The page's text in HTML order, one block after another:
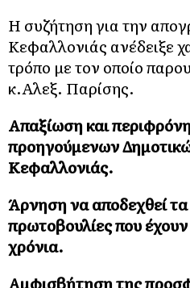
Η συζήτηση για την
Κεφαλλονιάς ανέδειξε
τρόπο με τον οποίο
κ.Αλεξ. Παρίσης.
Απαξίωση και
προηγούμενων
Κεφαλλονιάς.
Άρνηση να αποδεχθεί τα
πρωτοβουλίες που έχουν
χρόνια.
Αμφισβήτηση της